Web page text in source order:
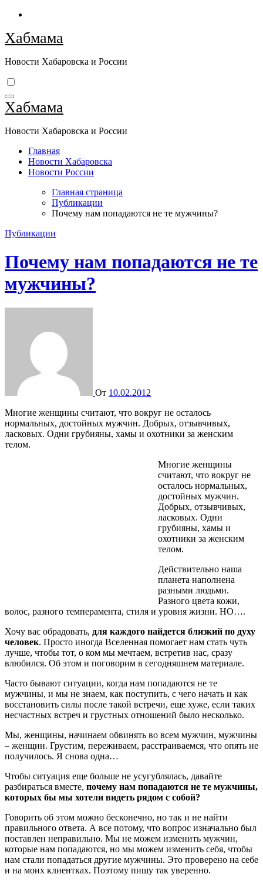
Перейти
содержимому
Хабмама
Новости Хабаровска и России
Хабмама
Новости Хабаровска и России
Главная
Новости Хабаровска
Новости России
Главная страница
Публикации
Почему нам попадаются не те мужчины?
Публикации
Почему нам попадаются не те
мужчины?
От 10.02.2012
Многие женщины считают, что вокруг не осталось
нормальных, достойных мужчин. Добрых, отзывчивых,
ласковых. Одни грубияны, хамы и охотники за женским
телом.
Многие женщины
считают, что вокруг не
осталось нормальных,
достойных мужчин.
Добрых, отзывчивых,
ласковых. Одни
грубияны, хамы и
охотники за женским
телом.
Действительно наша
планета наполнена
разными людьми.
Разного цвета кожи,
волос, разного темперамента, стиля и уровня жизни. НО….
Хочу вас обрадовать, для каждого найдется близкий по духу
человек. Просто иногда Вселенная помогает нам стать чуть
лучше, чтобы тот, о ком мы мечтаем, встретив нас, сразу
влюбился. Об этом и поговорим в сегодняшнем материале.
Часто бывают ситуации, когда нам попадаются не те
мужчины, и мы не знаем, как поступить, с чего начать и как
восстановить силы после такой встречи, еще хуже, если таких
несчастных встреч и грустных отношений было несколько.
Мы, женщины, начинаем обвинять во всем мужчин, мужчины
– женщин. Грустим, переживаем, расстраиваемся, что опять не
получилось. Я снова одна…
Чтобы ситуация еще больше не усугублялась, давайте
разбираться вместе, почему нам попадаются не те мужчины,
которых бы мы хотели видеть рядом с собой?
Говорить об этом можно бесконечно, но так и не найти
правильного ответа. А все потому, что вопрос изначально был
поставлен неправильно. Мы не можем изменить мужчин,
которые нам попадаются, но мы можем изменить себя, чтобы
нам стали попадаться другие мужчины. Это проверено на себе
и на моих клиентках. Поэтому пишу так уверенно.